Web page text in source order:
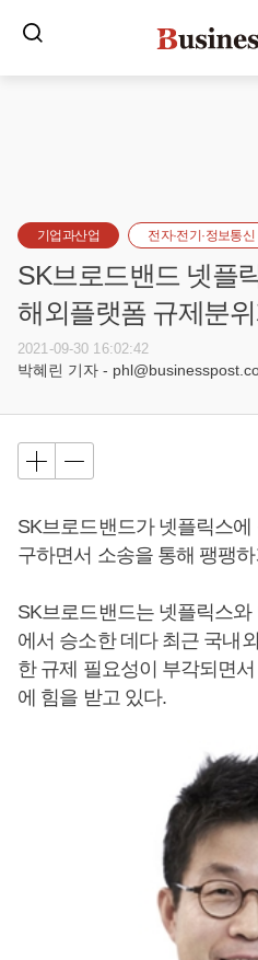
기업과산업 전자·전기·정보통신
SK브로드밴드 넷플
해외플랫폼 규제분
2021-09-30 16:02:42
박혜린 기자 -
SK브로드밴드가 넷플릭스
구하면서 소송을 통해 팽팽
SK브로드밴드는 넷플릭스
에서 승소한 데다 최근 국내
한 규제 필요성이 부각되면
에 힘을 받고 있다.